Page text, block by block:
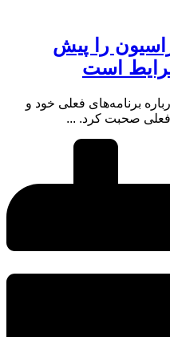
را پیش
است
برنامه‌های فعلی خود و
فعلی صحبت کرد. ...